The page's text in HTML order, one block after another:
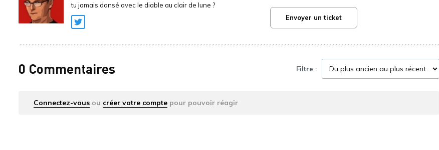
tu jamais dansé avec le diable au clair de lune ?
Twitter
Envoyer un ticket
0 Commentaires Filtre :
Connectez-vous ou créer votre compte pour pouvoir réagir